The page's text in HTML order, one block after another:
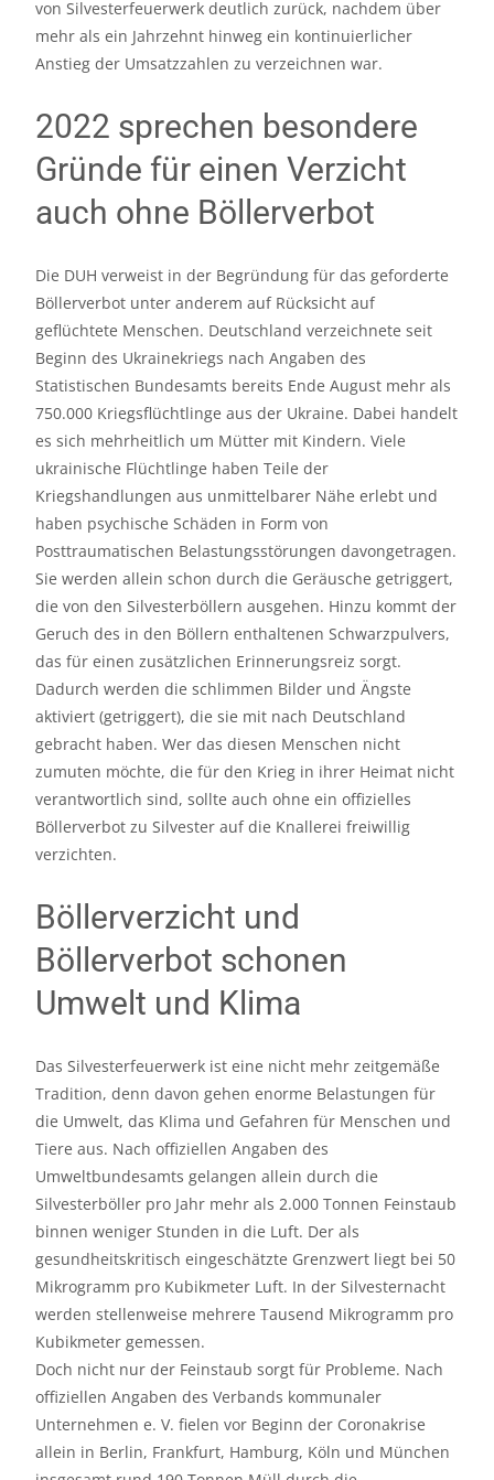
von Silvesterfeuerwerk deutlich zurück, nachdem über
mehr als ein Jahrzehnt hinweg ein kontinuierlicher
Anstieg der Umsatzzahlen zu verzeichnen war.
2022 sprechen besondere
Gründe für einen Verzicht
auch ohne Böllerverbot
Die DUH verweist in der Begründung für das geforderte
Böllerverbot unter anderem auf Rücksicht auf
geflüchtete Menschen. Deutschland verzeichnete seit
Beginn des Ukrainekriegs nach Angaben des
Statistischen Bundesamts bereits Ende August mehr als
750.000 Kriegsflüchtlinge aus der Ukraine. Dabei handelt
es sich mehrheitlich um Mütter mit Kindern. Viele
ukrainische Flüchtlinge haben Teile der
Kriegshandlungen aus unmittelbarer Nähe erlebt und
haben psychische Schäden in Form von
Posttraumatischen Belastungsstörungen davongetragen.
Sie werden allein schon durch die Geräusche getriggert,
die von den Silvesterböllern ausgehen. Hinzu kommt der
Geruch des in den Böllern enthaltenen Schwarzpulvers,
das für einen zusätzlichen Erinnerungsreiz sorgt.
Dadurch werden die schlimmen Bilder und Ängste
aktiviert (getriggert), die sie mit nach Deutschland
gebracht haben. Wer das diesen Menschen nicht
zumuten möchte, die für den Krieg in ihrer Heimat nicht
verantwortlich sind, sollte auch ohne ein offizielles
Böllerverbot zu Silvester auf die Knallerei freiwillig
verzichten.
Böllerverzicht und
Böllerverbot schonen
Umwelt und Klima
Das Silvesterfeuerwerk ist eine nicht mehr zeitgemäße
Tradition, denn davon gehen enorme Belastungen für
die Umwelt, das Klima und Gefahren für Menschen und
Tiere aus. Nach offiziellen Angaben des
Umweltbundesamts gelangen allein durch die
Silvesterböller pro Jahr mehr als 2.000 Tonnen Feinstaub
binnen weniger Stunden in die Luft. Der als
gesundheitskritisch eingeschätzte Grenzwert liegt bei 50
Mikrogramm pro Kubikmeter Luft. In der Silvesternacht
werden stellenweise mehrere Tausend Mikrogramm pro
Kubikmeter gemessen.
Doch nicht nur der Feinstaub sorgt für Probleme. Nach
offiziellen Angaben des Verbands kommunaler
Unternehmen e. V. fielen vor Beginn der Coronakrise
allein in Berlin, Frankfurt, Hamburg, Köln und München